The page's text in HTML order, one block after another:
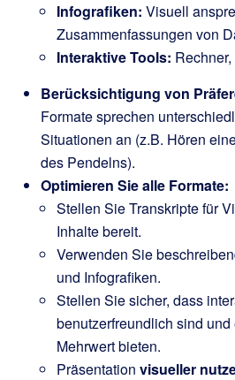
Infografiken: Visuell
Zusammenfassungen von
Interaktive Tools:
Berücksichtigung von
Formate sprechen
Situationen an (z.B. Hören
des Pendelns).
Optimieren Sie alle Formate:
Stellen Sie Transkripte für
Inhalte bereit.
Verwenden Sie
und Infografiken.
Stellen Sie sicher, dass
benutzerfreundlich sind
Mehrwert bieten.
Präsentation visueller